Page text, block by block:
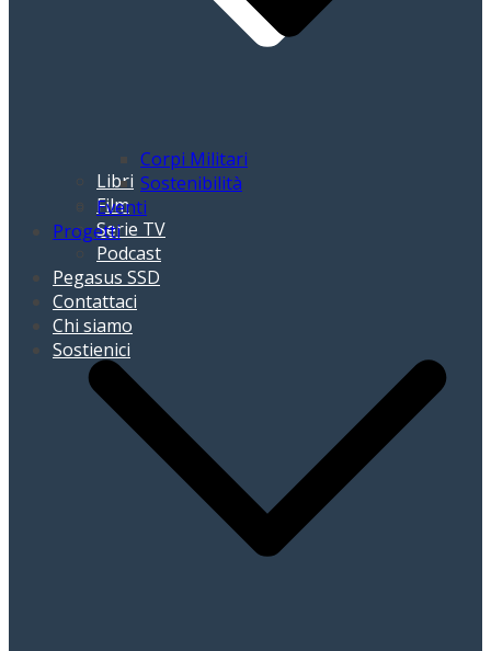
Libri
Film
Serie TV
Podcast
Pegasus SSD
Contattaci
Chi siamo
Sostienici
Corpi Militari
Sostenibilità
Eventi
Progetti